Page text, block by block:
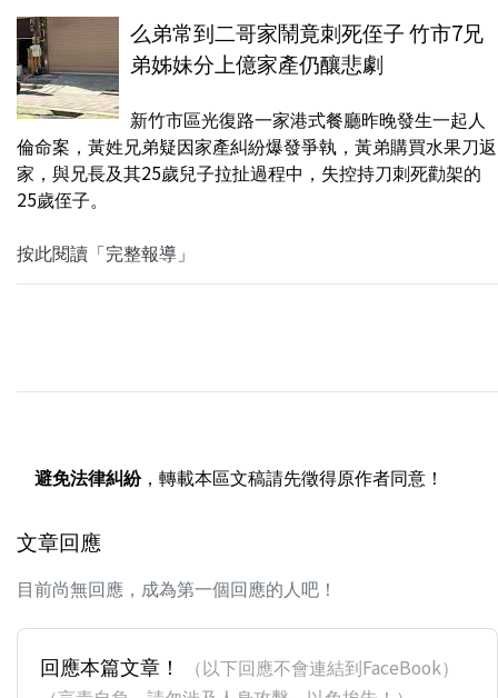
么弟常到二哥家鬧竟刺死侄子 竹市7兄
弟姊妹分上億家產仍釀悲劇
新竹市區光復路一家港式餐廳昨晚發生一起人
倫命案，黃姓兄弟疑因家產糾紛爆發爭執，黃弟購買水果刀返
家，與兄長及其25歲兒子拉扯過程中，失控持刀刺死勸架的
25歲侄子。
按此閱讀「完整報導」
避免法律糾紛，轉載本區文稿請先徵得原作者同意！
文章回應
目前尚無回應，成為第一個回應的人吧！
回應本篇文章！
（以下回應不會連結到FaceBook）